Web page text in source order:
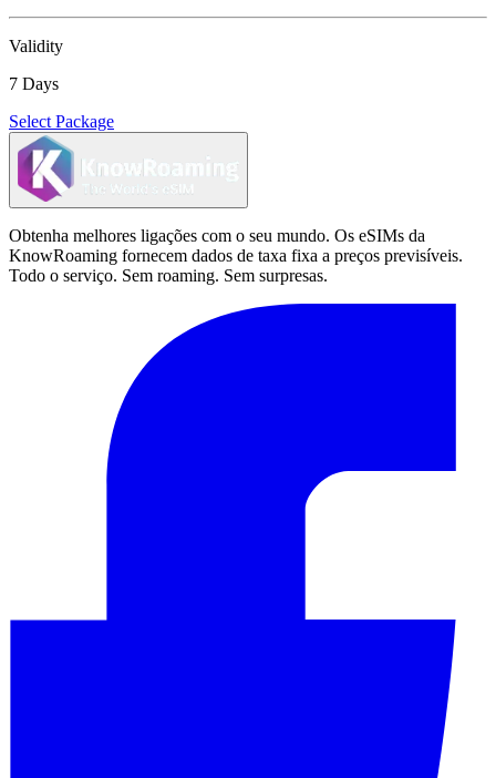
Validity
7 Days
Select Package
Obtenha melhores ligações com o seu mundo. Os eSIMs da
KnowRoaming fornecem dados de taxa fixa a preços previsíveis.
Todo o serviço. Sem roaming. Sem surpresas.